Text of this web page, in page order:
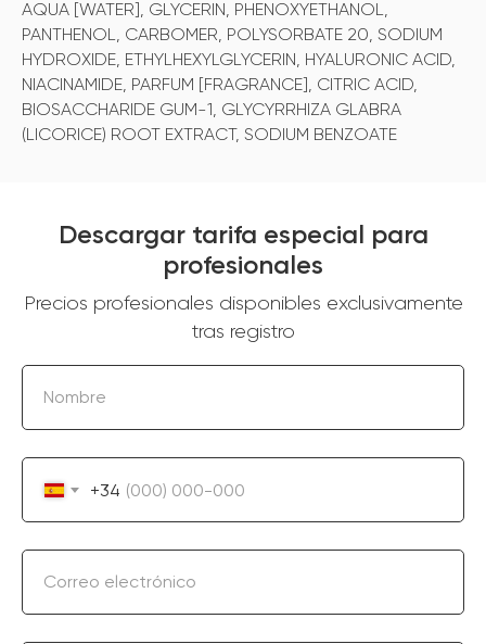
AQUA [WATER], GLYCERIN, PHENOXYETHANOL,
PANTHENOL, CARBOMER, POLYSORBATE 20, SODIUM
HYDROXIDE, ETHYLHEXYLGLYCERIN, HYALURONIC ACID,
NIACINAMIDE, PARFUM [FRAGRANCE], CITRIC ACID,
BIOSACCHARIDE GUM-1, GLYCYRRHIZA GLABRA
(LICORICE) ROOT EXTRACT, SODIUM BENZOATE
Descargar tarifa especial para
profesionales
Precios profesionales disponibles exclusivamente
tras registro
Nombre
+34
Correo electrónico